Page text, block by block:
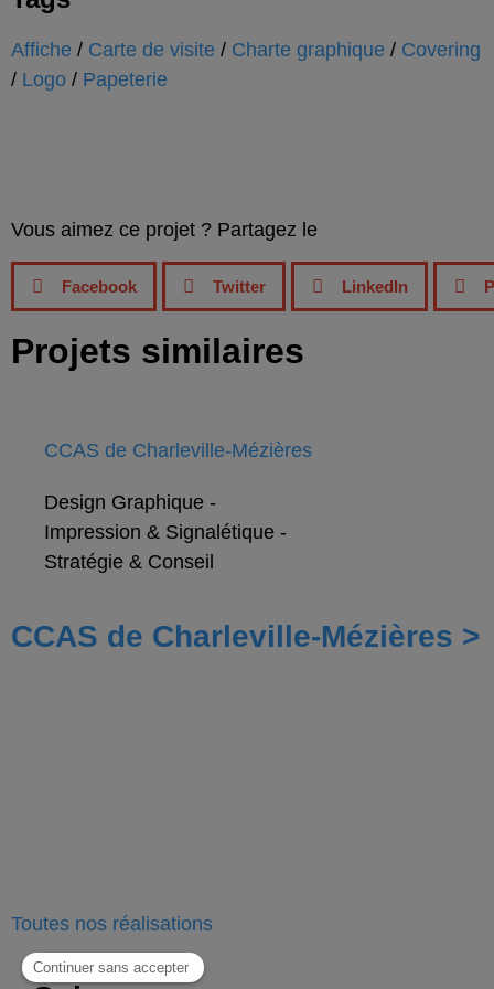
Affiche / Carte de visite / Charte graphique / Covering
/ Logo / Papeterie
Vous aimez ce projet ? Partagez le
Facebook Twitter LinkedIn
Projets similaires
CCAS de Charleville-Mézières
Design Graphique -
Impression & Signalétique -
Stratégie & Conseil
CCAS de Charleville-Mézières >
Toutes nos réalisations